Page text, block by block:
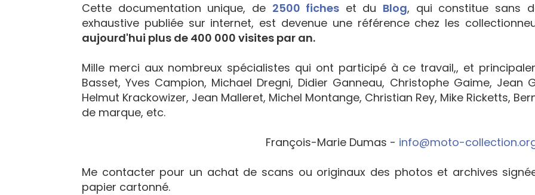
Cette documentation unique, de 2500 fiches et du Blog, qui constitue sans
exhaustive publiée sur internet, est devenue une référence chez les
aujourd'hui plus de 400 000 visites par an.
Mille merci aux nombreux spécialistes qui ont participé à ce travail,, et
Basset, Yves Campion, Michael Dregni, Didier Ganneau, Christophe Gaime, Jean
Helmut Krackowizer, Jean Malleret, Michel Montange, Christian Rey, Mike Ricketts,
de marque, etc.
François-Marie Dumas - info@moto-
Me contacter pour un achat de scans ou originaux des photos et archives
papier cartonné.